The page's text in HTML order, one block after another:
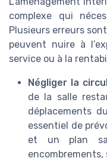
complexe qui
Plusieurs erreurs
peuvent nuire à
service ou à la
Négliger la
de la salle
déplacements
essentiel de
et un plan